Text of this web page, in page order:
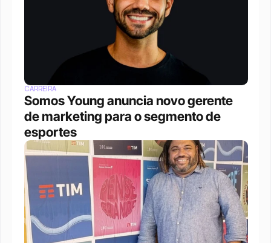
CARREIRA
Somos Young anuncia novo gerente
de marketing para o segmento de
esportes